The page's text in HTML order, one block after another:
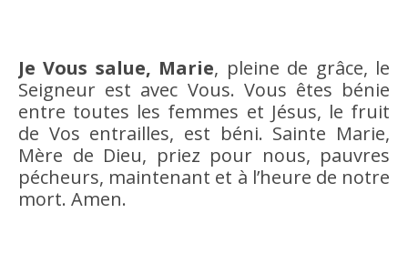
Je Vous salue, Marie, pleine de grâce, le
Seigneur est avec Vous. Vous êtes bénie
entre toutes les femmes et Jésus, le fruit
de Vos entrailles, est béni. Sainte Marie,
Mère de Dieu, priez pour nous, pauvres
pécheurs, maintenant et à l’heure de notre
mort. Amen.